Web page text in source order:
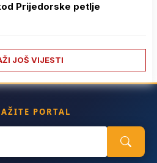
Prijedorske petlje
JOŠ VIJESTI
PORTAL